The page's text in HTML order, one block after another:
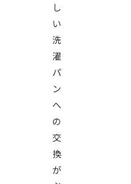
し
い
洗
濯
パ
ン
へ
の
交
換
が